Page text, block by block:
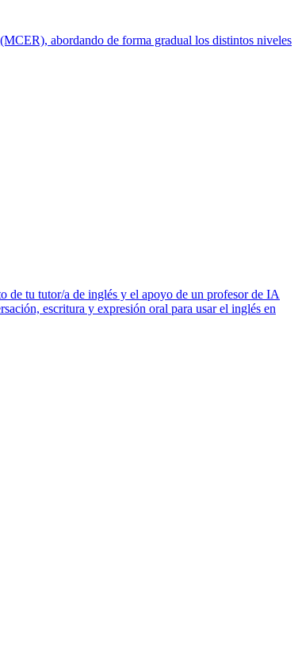
abordando de forma gradual los distintos niveles
de tu tutor/a de inglés y el apoyo de un profesor de IA
escritura y expresión oral para usar el inglés en